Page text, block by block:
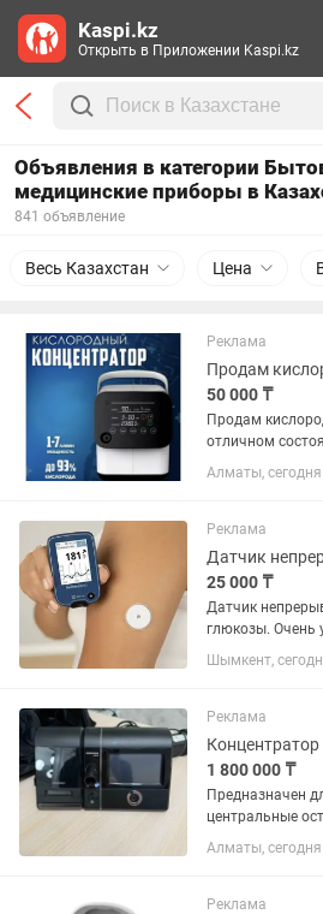
Объявления в категории
медицинские приборы в
841 объявление
Весь Казахстан Цена
Реклама
Продам
50 000 ₸
Продам
отличном
комплектующие
деньги.Не
Алматы, сегодня
Реклама
25 000 ₸
Датчик
глюкозы. Очень
пальцы отдохнут
14 дней.
Шымкент,
Реклама
1 800 000 ₸
Предназначен
центральные
ХОБЛ,
ожирения,
Алматы, сегодня
Реклама
Kaspi.kz
Открыть в Приложении Kaspi.kz